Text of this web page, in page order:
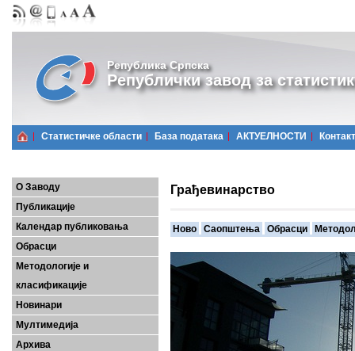
Република Српска
Републички завод за
Статистичке области Базa података АКТУЕЛНОСТИ Контакт
О Заводу
Публикације
Календар публиковања
Обрасци
Методологије и
класификације
Новинари
Мултимедија
Архива
Грађевинарство
Ново Саопштења Обрасци